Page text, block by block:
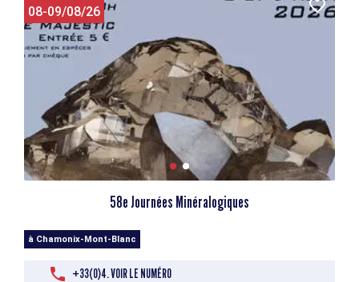
08-09/08/26
58e Journées Minéralogiques
à Chamonix-Mont-Blanc
+33(0)4. VOIR LE NUMÉRO